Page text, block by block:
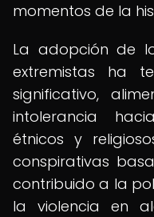
momentos de la
La adopción de
extremistas ha
significativo,
intolerancia
étnicos y
conspirativas
contribuido a la
la violencia en